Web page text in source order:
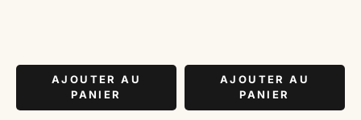
AJOUTER AU
PANIER
AJOUTER AU
PANIER